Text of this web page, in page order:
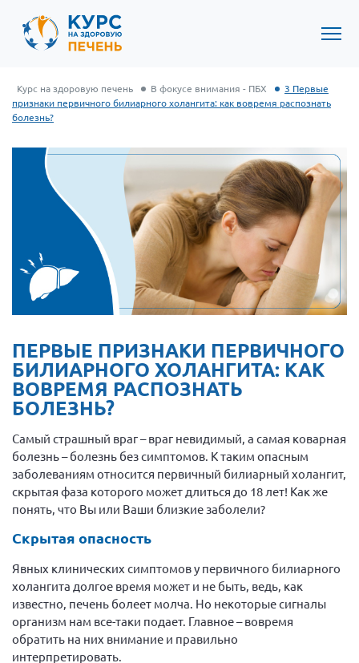
Курс на здоровую печень В фокусе внимания - ПБХ
3 Первые
признаки первичного билиарного холангита: как вовремя распознать
болезнь?
ПЕРВЫЕ ПРИЗНАКИ ПЕРВИЧНОГО
БИЛИАРНОГО ХОЛАНГИТА: КАК
ВОВРЕМЯ РАСПОЗНАТЬ
БОЛЕЗНЬ?
Самый страшный враг – враг невидимый, а самая коварная
болезнь – болезнь без симптомов. К таким опасным
заболеваниям относится первичный билиарный холангит,
скрытая фаза которого может длиться до 18 лет! Как же
понять, что Вы или Ваши близкие заболели?
Скрытая опасность
Явных клинических симптомов у первичного билиарного
холангита долгое время может и не быть, ведь, как
известно, печень болеет молча. Но некоторые сигналы
организм нам все-таки подает. Главное – вовремя
обратить на них внимание и правильно
интерпретировать.